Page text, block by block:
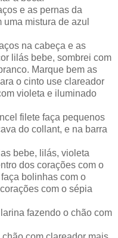
e as pernas da
mistura de azul
na cabeça e as
lilás bebe, sombrei com
Marque bem as
o cinto use clareador
violeta e iluminado
filete faça pequenos
do collant, e na barra
bebe, lilás, violeta
dos corações com o
bolinhas com o
com o sépia
fazendo o chão com